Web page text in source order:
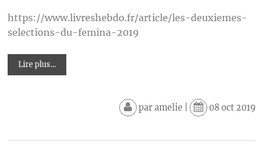
https://www.livreshebdo.fr/article/les-deuxiemes-
selections-du-femina-2019
Lire plus...
paramelie| 08 oct 2019